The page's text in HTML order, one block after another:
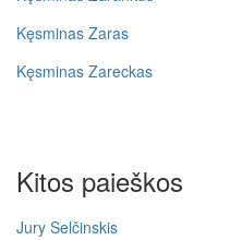
Kęsminas Zaras
Kęsminas Zareckas
Kitos paieškos
Jury Selčinskis